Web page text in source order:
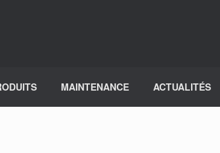
MAINTENANCE ACTUALITÉS